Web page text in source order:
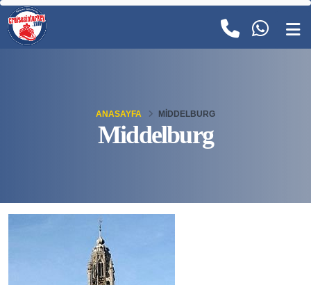
Middelburg
ANASAYFA MIDDELBURG